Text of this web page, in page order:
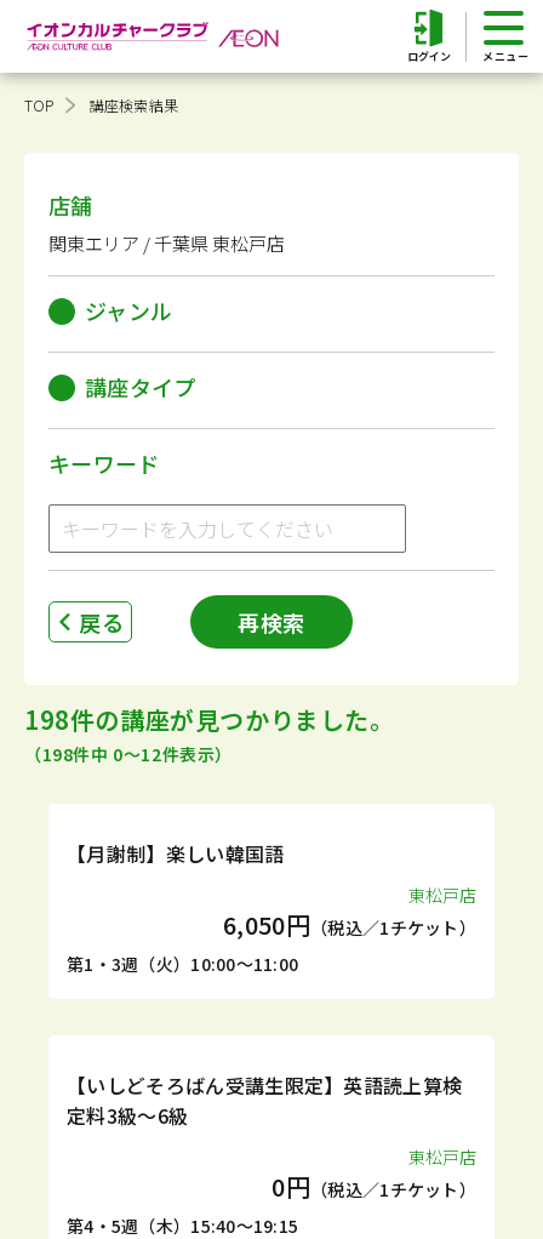
ログイン
TOP 講座検索結果
店舗
関東エリア / 千葉県 東松戸店
ジャンル
講座タイプ
キーワード
戻る 再検索
198件の講座が見つかりました。
（198件中 0〜12件表示）
定期 体験
【月謝制】楽しい韓国語
東松戸店
6,050円 （税込／1チケット）
第1・3週（火）10:00～11:00
1DAY 無料
【いしどそろばん受講生限定】英語読上算検
定料3級～6級
東松戸店
0円 （税込／1チケット）
第4・5週（木）15:40～19:15